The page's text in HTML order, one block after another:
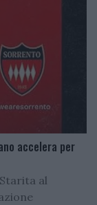
accelera per
al